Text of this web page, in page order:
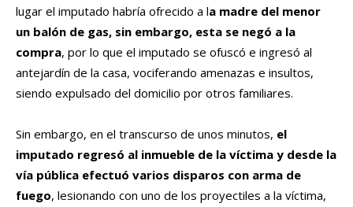
lugar el imputado habría ofrecido a la madre del menor
un balón de gas, sin embargo, esta se negó a la
compra, por lo que el imputado se ofuscó e ingresó al
antejardín de la casa, vociferando amenazas e insultos,
siendo expulsado del domicilio por otros familiares.
Sin embargo, en el transcurso de unos minutos, el
imputado regresó al inmueble de la víctima y desde la
vía pública efectuó varios disparos con arma de
fuego, lesionando con uno de los proyectiles a la víctima,